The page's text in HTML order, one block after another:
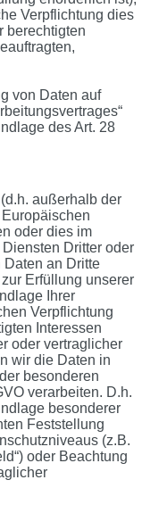
Verpflichtung dies
berechtigten
von Daten auf
des Art. 28
außerhalb der
oder dies im
Dritter oder
Daten an Dritte
Erfüllung unserer
Ihrer
Verpflichtung
Interessen
oder vertraglicher
wir die Daten in
besonderen
verarbeiten. D.h.
besonderer
Feststellung
(z.B.
oder Beachtung